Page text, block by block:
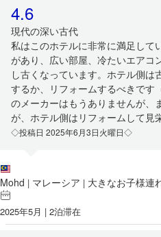
4.6
現代の深い古代
私はこのホテルに非常に満足して
があり、広い部屋、冷たいエアコ
し古くなっています。ホテル側
するか、リフォームするべきです
のメーカーはもうありませんが、
が、ホテル側はリフォームして見
◇投稿日 2025年6月3日火曜日◇
Mohd | マレーシア | 大きなお子様連
2025年5月 | 2泊滞在